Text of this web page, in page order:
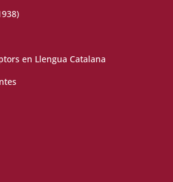
en Llengua Catalana